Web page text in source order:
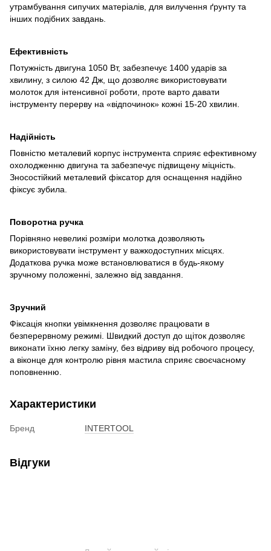
утрамбування сипучих матеріалів, для вилучення ґрунту та
інших подібних завдань.
Ефективність
Потужність двигуна 1050 Вт, забезпечує 1400 ударів за
хвилину, з силою 42 Дж, що дозволяє використовувати
молоток для інтенсивної роботи, проте варто давати
інструменту перерву на «відпочинок» кожні 15-20 хвилин.
Надійність
Повністю металевий корпус інструмента сприяє ефективному
охолодженню двигуна та забезпечує підвищену міцність.
Зносостійкий металевий фіксатор для оснащення надійно
фіксує зубила.
Поворотна ручка
Порівняно невеликі розміри молотка дозволяють
використовувати інструмент у важкодоступних місцях.
Додаткова ручка може встановлюватися в будь-якому
зручному положенні, залежно від завдання.
Зручний
Фіксація кнопки увімкнення дозволяє працювати в
безперервному режимі. Швидкий доступ до щіток дозволяє
виконати їхню легку заміну, без відриву від робочого процесу,
а віконце для контролю рівня мастила сприяє своєчасному
поповненню.
Характеристики
Бренд INTERTOOL
Відгуки